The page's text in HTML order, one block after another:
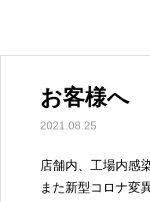
お客様へ
2021.08.25
店舗内、工場内感
また新型コロナ変